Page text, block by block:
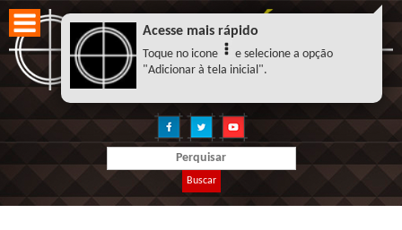
Buscar
Acesse mais rápido
Toque no icone
e selecione a opção
"Adicionar à tela inicial".